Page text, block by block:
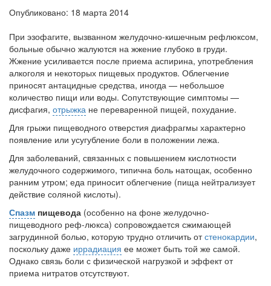
встрече с журналистами ведущих...
Местная анестезия развивает кардиотоксичность
Федеральная служба по
надзору в сфере
здравоохранения озвучила
тревожную статистику. Она
касаются увеличения риска
острой кардиотоксичности и
роста сопутствующих
Закон о праве родителей находиться с детьми в
Соответствующий
законопроект внесен в
палату на
рассмотрение. Суть его
Опубликовано: 18 марта 2014
При эзофагите, вызванном желудочно-кишечным рефлюксом,
больные обычно жалуются на жжение глубоко в груди.
Жжение усиливается пос­ле приема аспирина, употребления
алкоголя и некоторых пищевых про­дуктов. Облегчение
приносят антацидные средства, иногда — неболь­шое
количество пищи или воды. Сопутствующие симптомы —
дисфагия, отрыжка не переваренной пищей, похудание.
Для грыжи пищеводного отверстия диафрагмы характерно
появ­ление или усугубление боли в положении лежа.
Для заболеваний, связанных с повышением кислотности
желудоч­ного содержимого, типична боль натощак, особенно
ранним утром; еда приносит облегчение (пища нейтрализует
действие соляной кислоты).
Спазм пищевода (особенно на фоне желудочно-
пищеводного реф-люкса) сопровождается сжимающей
загрудинной болью, которую труд­но отличить отстенокардии,
поскольку даже иррадиация ее может быть той же самой.
Однако связь боли с физической нагрузкой и эффект от
приема нитратов отсутствуют.